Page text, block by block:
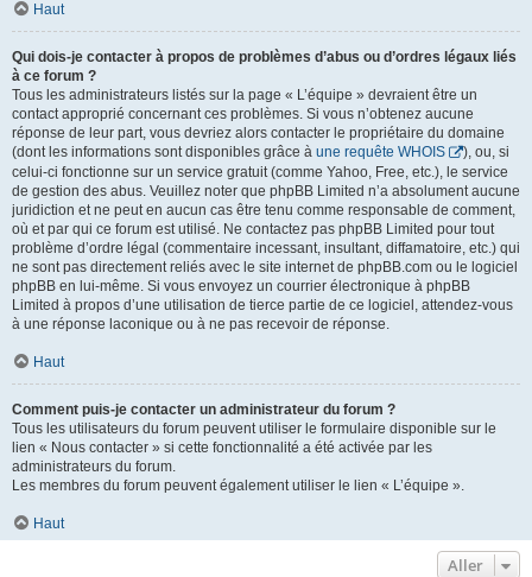
Haut
Qui dois-je contacter à propos de problèmes d’abus ou d’ordres légaux liés
à ce forum ?
Tous les administrateurs listés sur la page « L’équipe » devraient être un
contact approprié concernant ces problèmes. Si vous n’obtenez aucune
réponse de leur part, vous devriez alors contacter le propriétaire du domaine
(dont les informations sont disponibles grâce à une requête WHOIS
), ou, si
celui-ci fonctionne sur un service gratuit (comme Yahoo, Free, etc.), le service
de gestion des abus. Veuillez noter que phpBB Limited n’a absolument aucune
juridiction et ne peut en aucun cas être tenu comme responsable de comment,
où et par qui ce forum est utilisé. Ne contactez pas phpBB Limited pour tout
problème d’ordre légal (commentaire incessant, insultant, diffamatoire, etc.) qui
ne sont pas directement reliés avec le site internet de phpBB.com ou le logiciel
phpBB en lui-même. Si vous envoyez un courrier électronique à phpBB
Limited à propos d’une utilisation de tierce partie de ce logiciel, attendez-vous
à une réponse laconique ou à ne pas recevoir de réponse.
Haut
Comment puis-je contacter un administrateur du forum ?
Tous les utilisateurs du forum peuvent utiliser le formulaire disponible sur le
lien « Nous contacter » si cette fonctionnalité a été activée par les
administrateurs du forum.
Les membres du forum peuvent également utiliser le lien « L’équipe ».
Haut
Aller